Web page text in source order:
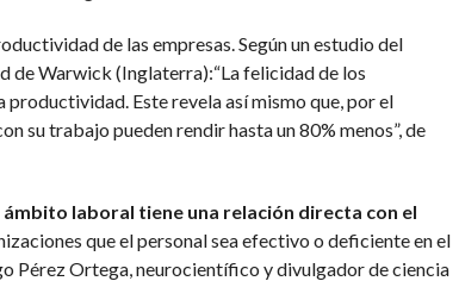
de las empresas. Según un estudio del
de Warwick (Inglaterra):“La felicidad de los
Este revela así mismo que, por el
su trabajo pueden rendir hasta un 80% menos”, de
laboral tiene una relación directa con el
que el personal sea efectivo o deficiente en el
Pérez Ortega, neurocientífico y divulgador de ciencia